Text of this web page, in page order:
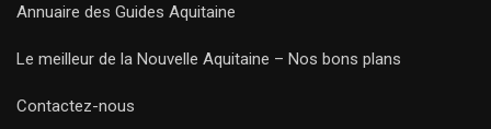
Annuaire des Guides Aquitaine
Le meilleur de la Nouvelle Aquitaine – Nos bons plans
Contactez-nous